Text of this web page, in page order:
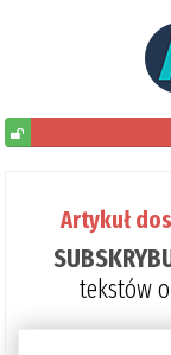
Artykuł
tekstów